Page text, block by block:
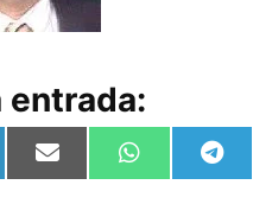
entrada:
Compartir
en
E
m
Compartir
en
W
h
en
T
e